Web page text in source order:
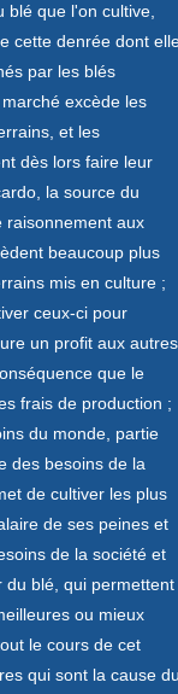
blé que l'on cultive,
cette denrée dont
par les blés
excède les
et les
dès lors faire leur
la source du
raisonnement aux
beaucoup plus
mis en culture ;
ceux-ci pour
un profit aux autres
que le
frais de production ;
du monde, partie
des besoins de la
de cultiver les plus
de ses peines et
de la société et
du blé, qui permettent
ou mieux
le cours de cet
qui sont la cause